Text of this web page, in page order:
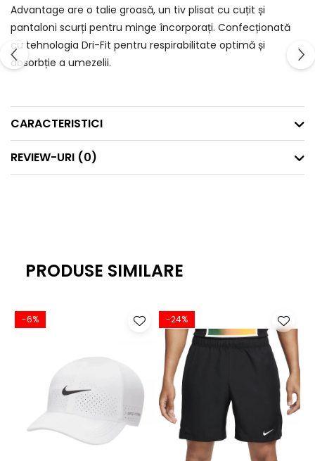
Advantage are o talie groasă, un tiv plisat cu cuțit și
pantaloni scurți pentru minge încorporați. Confecționată
cu tehnologia Dri-Fit pentru respirabilitate optimă și
absorbție a umezelii.
CARACTERISTICI
REVIEW-URI (0)
PRODUSE SIMILARE
-6% -24%